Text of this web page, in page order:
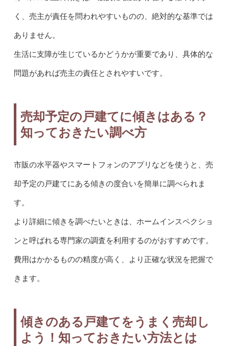
く、売主が責任を問われやすいものの、絶対的な基準では
ありません。
生活に支障が生じているかどうかが重要であり、具体的な
問題があれば売主の責任とされやすいです。
売却予定の戸建てに傾きはある？
知っておきたい調べ方
市販の水平器やスマートフォンのアプリなどを使うと、売
却予定の戸建てにある傾きの度合いを簡単に調べられま
す。
より詳細に傾きを調べたいときは、ホームインスペクショ
ンと呼ばれる専門家の調査を利用するのがおすすめです。
費用はかかるものの精度が高く、より正確な状況を把握で
きます。
傾きのある戸建てをうまく売却し
よう！知っておきたい方法とは